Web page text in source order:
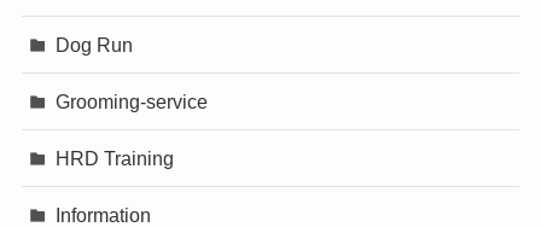
Dog Run
Grooming-service
HRD Training
Information